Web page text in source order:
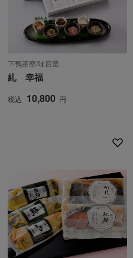
下鴨茶寮/味百選
糺 幸福
税込 10,800 円